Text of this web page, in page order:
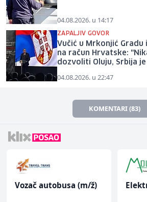
04.08.2026. u 14:17
ZAPALJIV GOVOR
Vučić u Mrkonjić
na račun Hrvatske:
dozvoliti Oluju, Srbija
04.08.2026. u 22:47
KOMENTARI (83)
Vozač autobusa (m/ž)